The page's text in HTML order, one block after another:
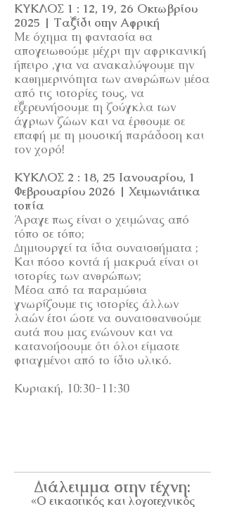
ΚΥΚΛΟΣ 1 : 12, 19, 26 Οκτωβρίου
2025 | Ταξίδι στην Αφρική
Με όχημα τη φαντασία θα
απογειωθούμε μέχρι την αφρικανική
ήπειρο ,για να ανακαλύψουμε την
καθημερινότητα των ανθρώπων μέσα
από τις ιστορίες τους, να
εξερευνήσουμε τη ζούγκλα των
άγριων ζώων και να έρθουμε σε
επαφή με τη μουσική παράδοση και
τον χορό!
ΚΥΚΛΟΣ 2 : 18, 25 Ιανουαρίου, 1
Φεβρουαρίου 2026 | Χειμωνιάτικα
τοπία
Άραγε πως είναι ο χειμώνας από
τόπο σε τόπο;
Δημιουργεί τα ίδια συναισθήματα ;
Και πόσο κοντά ή μακρυά είναι οι
ιστορίες των ανθρώπων;
Μέσα από τα παραμύθια
γνωρίζουμε τις ιστορίες άλλων
λαών έτσι ώστε να συναισθανθούμε
αυτά που μας ενώνουν και να
κατανοήσουμε ότι όλοι είμαστε
φτιαγμένοι από το ίδιο υλικό.
Κυριακή, 10:30-11:30
Διάλειμμα στην τέχνη:
«Ο εικαστικός και λογοτεχνικός